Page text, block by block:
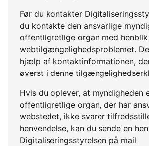
Før du kontakter
du kontakte den ansvarlige
offentligretlige organ med
webtilgængelighedsproblemet.
hjælp af kontaktinformationen,
øverst i denne
Hvis du oplever, at myndigheden
offentligretlige organ, der har
webstedet, ikke svarer
henvendelse, kan du sende en
Digitaliseringsstyrelsen på mail